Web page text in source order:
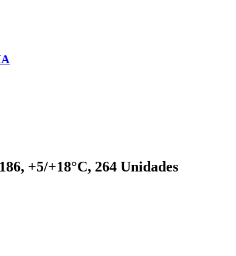
+5/+18°C, 264 Unidades